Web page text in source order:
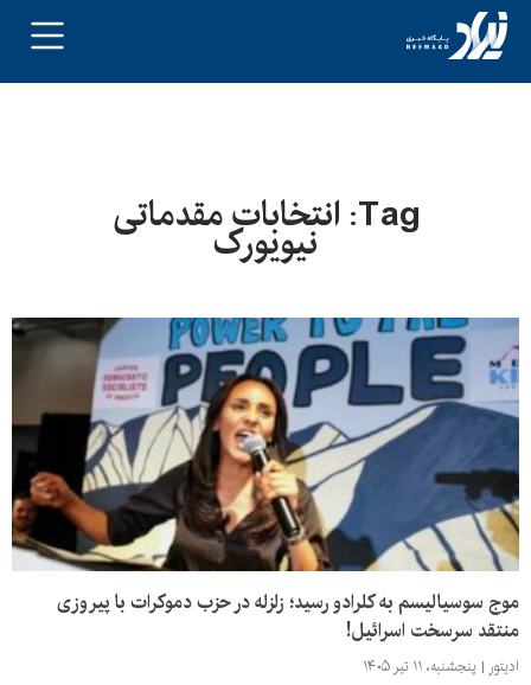
Tag: انتخابات مقدماتی
نیویورک
موج سوسیالیسم به کلرادو رسید؛ زلزله در حزب دموکرات با پیروزی
منتقد سرسخت اسرائیل!
ادیتور پنجشنبه، ۱۱ تیر ۱۴۰۵